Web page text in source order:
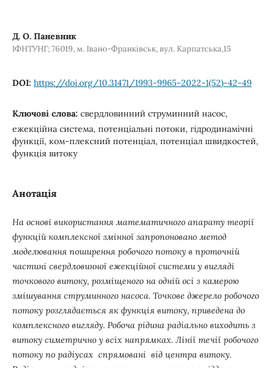
Д. О. Паневник
ІФНТУНГ; 76019, м. Івано-Франківськ, вул. Карпатська,15
DOI: https://doi.org/10.31471/1993-9965-2022-1(52)-42-49
Ключові слова: свердловинний струминний насос,
ежекційна система, потенціальні потоки, гідродинамічні
функції, ком-плексний потенціал, потенціал швидкостей,
функція витоку
Анотація
На основі використання математичного апарату теорії
функцій комплексної змінної запропоновано метод
моделювання поширення робочого потоку в проточній
частині свердловинної ежекційної системи у вигляді
точкового витоку, розміщеного на одній осі з камерою
змішування струминного насоса. Точкове джерело робочого
потоку розглядається як функція витоку, приведена до
комплексного вигляду. Робоча рідина радіально виходить з
витоку симетрично у всіх напрямках. Лінії течії робочого
потоку по радіусах спрямовані від центра витоку.